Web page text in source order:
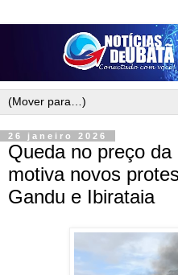
26 janeiro 2026
Queda no preço
motiva novos
Gandu e Ibirataia